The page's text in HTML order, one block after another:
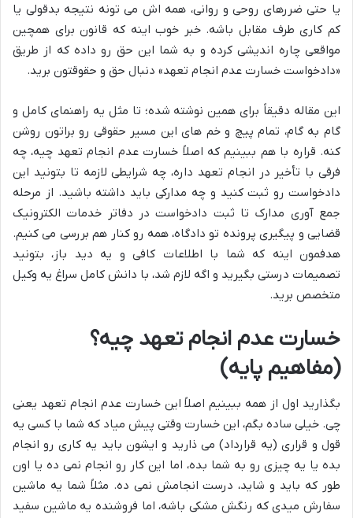
یا حتی ضررهای روحی و روانی، همه اش می تونه نتیجه بدقولی یا
کم کاری طرف مقابل باشه. خبر خوب اینه که قانون برای همچین
مواقعی چاره اندیشی کرده و به شما این حق رو داده که از طریق
«دادخواست خسارت عدم انجام تعهد» دنبال حق و حقوقتون برید.
این مقاله دقیقاً برای همین نوشته شده؛ تا مثل یه راهنمای کامل و
گام به گام، تمام پیچ و خم های این مسیر حقوقی رو براتون روشن
کنه. قراره با هم ببینیم که اصلاً خسارت عدم انجام تعهد چیه، چه
فرقی با تأخیر در انجام تعهد داره، چه شرایطی لازمه تا بتونید این
دادخواست رو ثبت کنید و چه مدارکی باید داشته باشید. از مرحله
جمع آوری مدارک تا ثبت دادخواست در دفاتر خدمات الکترونیک
قضایی و پیگیری پرونده تو دادگاه، همه رو کنار هم بررسی می کنیم.
هدفمون اینه که شما با اطلاعات کافی و یه دید باز، بتونید
تصمیمات درستی بگیرید و اگه لازم شد، با دانش کامل سراغ یه وکیل
متخصص برید.
خسارت عدم انجام تعهد چیه؟
(مفاهیم پایه)
بگذارید اول از همه ببینیم اصلاً این خسارت عدم انجام تعهد یعنی
چی. خیلی ساده بگم، این خسارت وقتی پیش میاد که شما با کسی یه
قول و قراری (یه قرارداد) می ذارید و ایشون باید یه کاری رو انجام
بده یا یه چیزی رو به شما بده، اما این کار رو انجام نمی ده یا اون
طور که باید و شاید، درست انجامش نمی ده. مثلاً شما یه ماشین
سفارش میدی که رنگش مشکی باشه، اما فروشنده یه ماشین سفید